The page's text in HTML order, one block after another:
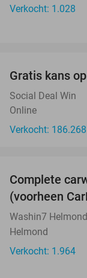
Verkocht: 1.028
Gratis kans
Social Deal Win
Online
Verkocht: 186.268
Complete
(voorheen
Washin7
Helmond
Verkocht: 1.964